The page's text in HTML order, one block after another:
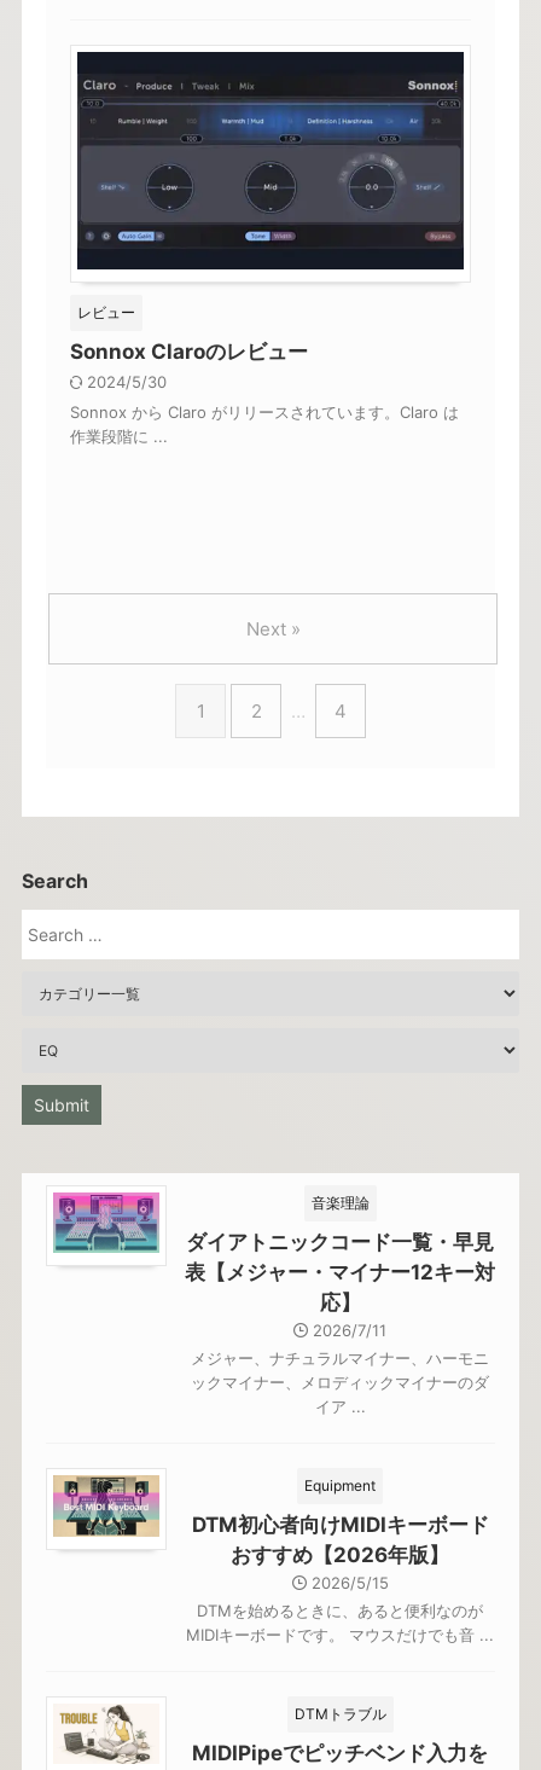
レビュー
Sonnox Claroのレビュー
2024/5/30
Sonnox から Claro がリリースされています。Claro は
作業段階に ...
1 2 … 4
Next »
Search
音楽理論
ダイアトニックコード一覧・早見
表【メジャー・マイナー12キー対
応】
2026/7/11
メジャー、ナチュラルマイナー、ハーモニ
ックマイナー、メロディックマイナーのダ
イア ...
Equipment
DTM初心者向けMIDIキーボード
おすすめ【2026年版】
2026/5/15
DTMを始めるときに、あると便利なのが
MIDIキーボードです。 マウスだけでも音 ...
DTMトラブル
MIDIPipeでピッチベンド入力を